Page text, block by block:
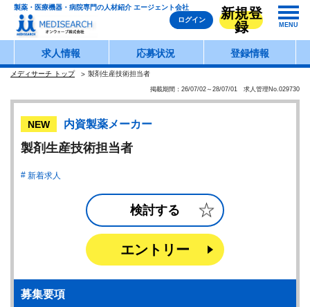
製薬・医療機器・病院専門の人材紹介 エージェント会社
ログイン
新規登
録
MENU
求人情報 応募状況 登録情報
メディサーチ トップ 製剤生産技術担当者
掲載期間：26/07/02～28/07/01 求人管理No.029730
NEW 内資製薬メーカー
製剤生産技術担当者
新着求人
検討する
エントリー
募集要項